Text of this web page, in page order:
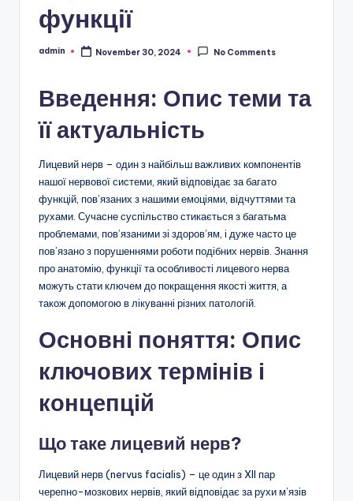
функції
Posted
admin November 30, 2024 No Comments
Введення: Опис теми та
її актуальність
Лицевий нерв – один з найбільш важливих компонентів
нашої нервової системи, який відповідає за багато
функцій, пов’язаних з нашими емоціями, відчуттями та
рухами. Сучасне суспільство стикається з багатьма
проблемами, пов’язаними зі здоров’ям, і дуже часто це
пов’язано з порушеннями роботи подібних нервів. Знання
про анатомію, функції та особливості лицевого нерва
можуть стати ключем до покращення якості життя, а
також допомогою в лікуванні різних патологій.
Основні поняття: Опис
ключових термінів і
концепцій
Що таке лицевий нерв?
Лицевий нерв (nervus facialis) – це один з XII пар
черепно-мозкових нервів, який відповідає за рухи м’язів